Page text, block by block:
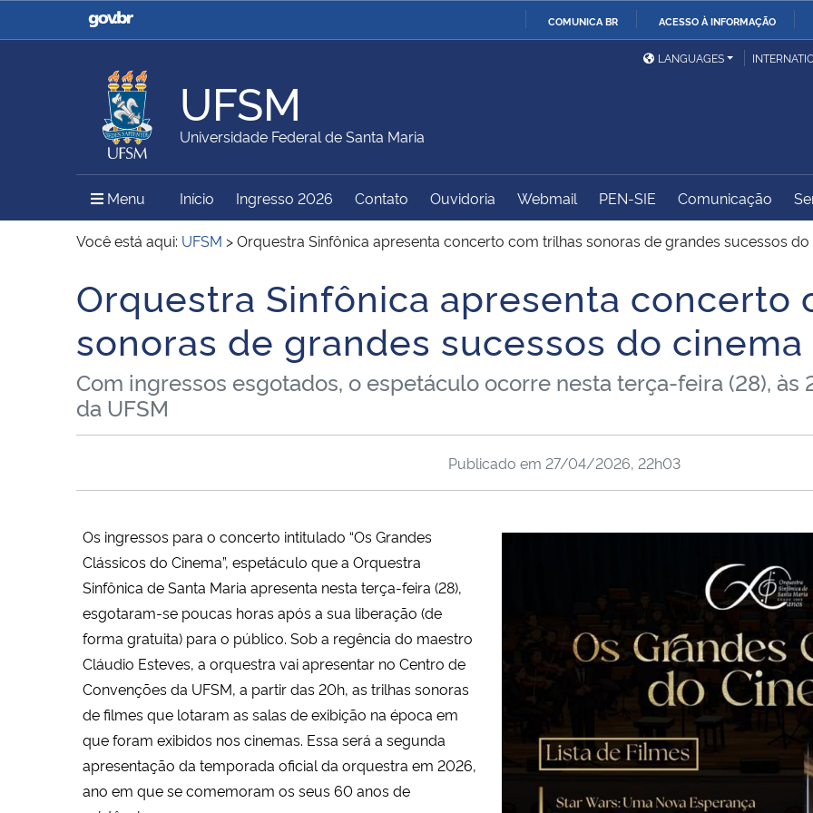
COMUNICA BR ACESSO À INFORMAÇÃO
Casa Civil
Ministério da Justiça e
Ministério da Defesa
Ministério das Relações
Exteriores
Ministério da Agricultura,
Pecuária e Abastecimento
Ministério da Educação
Ministério do Meio Ambiente Ministério do Turismo
Ministério do
Desenvolvimento Regional
Controladoria-Geral da
Secretaria de Governo
Gabinete de Segurança
Institucional
Advocacia-Geral da União Banco Central do Brasil
LANGUAGES
UFSM
Universidade Federal de Santa Maria
Menu Menu Principal do Sítio
Início Ingresso 2026 Contato Ouvidoria Webmail PEN-SIE Comunicação
Você está aqui: UFSM >Orquestra Sinfônica apresenta concerto com trilhas sonoras de grandes sucessos do
Início do conteúdo
Orquestra Sinfônica apresenta concerto
sonoras de grandes sucessos do cinema
Com ingressos esgotados, o espetáculo ocorre nesta terça-feira (28), às
da UFSM
Publicado em 27/04/2026, 22h03
Os ingressos para o concerto intitulado “Os Grandes
Clássicos do Cinema”, espetáculo que a Orquestra
Sinfônica de Santa Maria apresenta nesta terça-feira (28),
esgotaram-se poucas horas após a sua liberação (de
forma gratuita) para o público. Sob a regência do maestro
Cláudio Esteves, a orquestra vai apresentar no Centro de
Convenções da UFSM, a partir das 20h, as trilhas sonoras
de filmes que lotaram as salas de exibição na época em
que foram exibidos nos cinemas. Essa será a segunda
apresentação da temporada oficial da orquestra em 2026,
ano em que se comemoram os seus 60 anos de